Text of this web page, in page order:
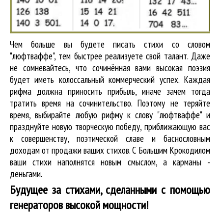
Чем больше вы будете писать стихи со словом
"люфтваффе", тем быстрее реализуете свой талант. Даже
не сомневайтесь, что сочинённая вами высокая поэзия
будет иметь колоссальный коммерческий успех. Каждая
рифма должна приносить прибыль, иначе зачем тогда
тратить время на сочинительство. Поэтому не теряйте
время, выбирайте любую рифму к слову "люфтваффе" и
празднуйте новую творческую победу, приближающую вас
к совершенству, поэтической славе и баснословным
доходам от продажи ваших стихов. С Большим Крокодилом
ваши стихи наполнятся новым смыслом, а карманы -
деньгами.
Будущее за стихами, сделанными с помощью
генераторов высокой мощности!